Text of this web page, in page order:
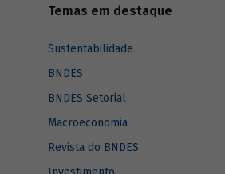
Temas em destaque
Sustentabilidade
BNDES
BNDES Setorial
Macroeconomia
Revista do BNDES